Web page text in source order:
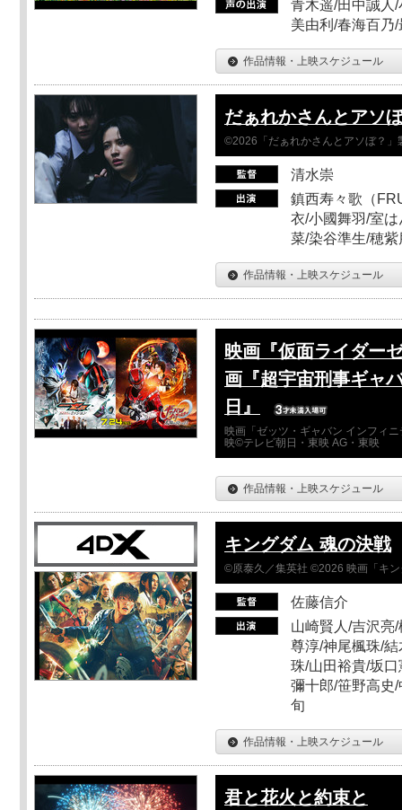
青木遥/田中誠人
美由利/春海百乃
作品情報・上映スケジュール
だぁれかさんとアソ
©2026「だぁれかさんとアソぼ？」
清水崇
鎮西寿々歌（
衣/小國舞羽/室
菜/染谷準生/穂
作品情報・上映スケジュール
映画『仮面ライダー
画『超宇宙刑事ギャ
日』
映画「ゼッツ・ギャバン インフィ
映©テレビ朝日・東映 AG・東映
作品情報・上映スケジュール
キングダム 魂の決戦
©原泰久／集英社 ©2026 映画「キ
佐藤信介
山崎賢人/吉沢亮
尊淳/神尾楓珠/
珠/山田裕貴/坂
彌十郎/笹野高史
旬
作品情報・上映スケジュール
君と花火と約束と